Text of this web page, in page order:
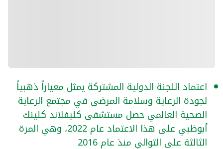
اعتماد اللجنة الدولية المشتركة يمثل معياراً ذهبياً
لجودة الرعاية وسلامة المرضى في مجتمع الرعاية
الصحية العالمي حصل مستشفى كليفلاند كلينك
أبوظبي على هذا الاعتماد عام 2022، وهي المرة
الثالثة على التوالي منذ عام 2016